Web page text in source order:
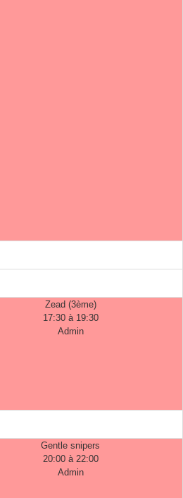
Zead (3ème)
17:30 à 19:30
Admin
Gentle snipers
20:00 à 22:00
Admin